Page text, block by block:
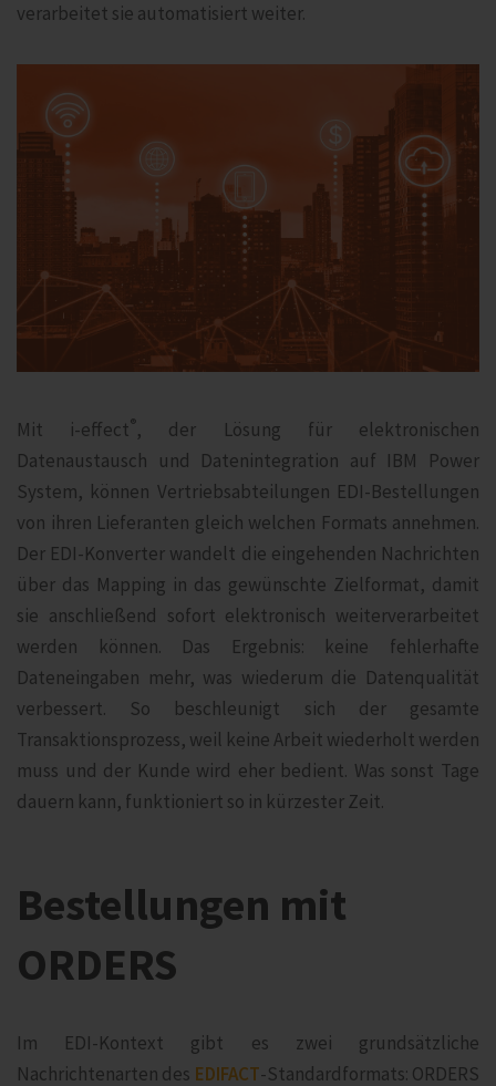
verarbeitet sie automatisiert weiter.
Mit i‑effect®, der Lösung für elektronischen
Datenaustausch und Datenintegration auf IBM Power
System, können Vertriebsabteilungen EDI-Bestellungen
von ihren Lieferanten gleich welchen Formats annehmen.
Der EDI-Konverter wandelt die eingehenden Nachrichten
über das Mapping in das gewünschte Zielformat, damit
sie anschließend sofort elektronisch weiterverarbeitet
werden können. Das Ergebnis: keine fehlerhafte
Dateneingaben mehr, was wiederum die Datenqualität
verbessert. So beschleunigt sich der gesamte
Transaktionsprozess, weil keine Arbeit wiederholt werden
muss und der Kunde wird eher bedient. Was sonst Tage
dauern kann, funktioniert so in kürzester Zeit.
Bestellungen mit
ORDERS
Im EDI-Kontext gibt es zwei grundsätzliche
Nachrichtenarten des EDIFACT-Standardformats: ORDERS